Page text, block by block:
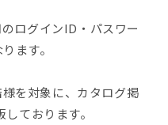
ログインID・パスワー
ます。
を対象に、カタログ掲
ております。